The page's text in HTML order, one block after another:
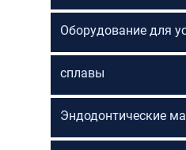
Оборудование для
сплавы
Эндодонтические